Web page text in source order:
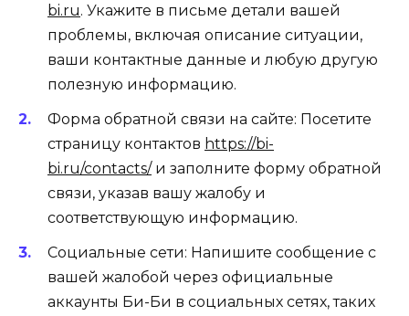
bi.ru. Укажите в письме детали вашей
проблемы, включая описание ситуации,
ваши контактные данные и любую другую
полезную информацию.
Форма обратной связи на сайте: Посетите
страницу контактов https://bi-
bi.ru/contacts/и заполните форму обратной
связи, указав вашу жалобу и
соответствующую информацию.
Социальные сети: Напишите сообщение с
вашей жалобой через официальные
аккаунты Би-Би в социальных сетях, таких